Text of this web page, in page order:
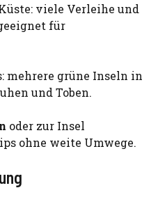
viele Verleihe und
für
mehrere grüne Inseln in
und Toben.
oder zur Insel
ohne weite Umwege.